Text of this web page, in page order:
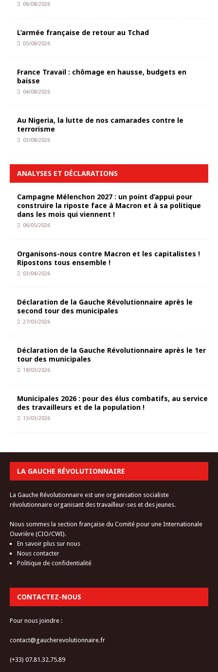
06/08/2026
L’armée française de retour au Tchad
05/08/2026
France Travail : chômage en hausse, budgets en
baisse
04/08/2026
Au Nigeria, la lutte de nos camarades contre le
terrorisme
03/08/2026
ANALYSES ET DÉCLARATIONS
Campagne Mélenchon 2027 : un point d’appui pour
construire la riposte face à Macron et à sa politique
dans les mois qui viennent !
06/05/2026
Organisons-nous contre Macron et les capitalistes !
Ripostons tous ensemble !
03/04/2026
Déclaration de la Gauche Révolutionnaire après le
second tour des municipales
27/03/2026
Déclaration de la Gauche Révolutionnaire après le 1er
tour des municipales
18/03/2026
Municipales 2026 : pour des élus combatifs, au service
des travailleurs et de la population !
13/03/2026
LA GAUCHE RÉVOLUTIONNAIRE
La Gauche Révolutionnaire est une organisation socialiste
révolutionnaire organisant des travailleur-ses et des jeunes.
Nous sommes la section française du Comité pour une Internationale
Ouvrière (CIO/CWI).
En savoir plus sur nous
Nous contacter
Politique de confidentialité
CONTACTEZ-NOUS
Pour nous joindre :
contact@gaucherevolutionnaire.fr
(+33) 07.81.32.75.89